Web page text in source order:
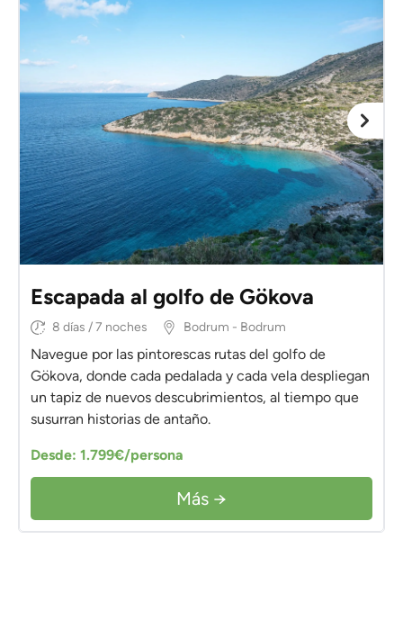
Escapada al golfo de Gökova
8 días / 7 noches Bodrum - Bodrum
Navegue por las pintorescas rutas del golfo de
Gökova, donde cada pedalada y cada vela despliegan
un tapiz de nuevos descubrimientos, al tiempo que
susurran historias de antaño.
Desde: 1.799€/persona
Más →